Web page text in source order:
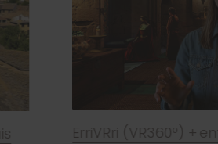
ErriVRri (VR360º) + entrée